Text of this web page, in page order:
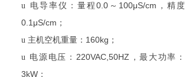
u 电导率仪：量程 0.0 ～ 100μS/cm ，精度
0.1μS/cm ；
u 主机空机重量： 160kg ；
u 电源电压： 220VAC,50HZ ，最大功率：
3kW ；